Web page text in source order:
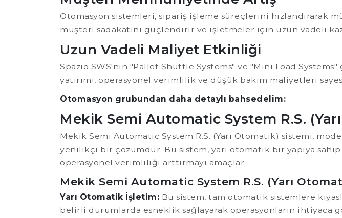
Otomasyon sistemleri, sipariş işleme süreçlerini hızlandırarak
müşteri sadakatini güçlendirir ve işletmeler için uzun vadeli
Uzun Vadeli Maliyet Etkinliği
Spazio SWS'nin "Pallet Shuttle Systems" ve "Mini Load
yatırımı, operasyonel verimlilik ve düşük bakım maliyetleri
Otomasyon grubundan daha detaylı bahsedelim:
Mekik Semi Automatic System R.S.
Mekik Semi Automatic System R.S. (Yarı Otomatik) sistemi,
yenilikçi bir çözümdür. Bu sistem, yarı otomatik bir yapıya
operasyonel verimliliği arttırmayı amaçlar.
Mekik Semi Automatic System R.S. (Yarı
Yarı Otomatik İşletim: Bu sistem, tam otomatik sistemlere
belirli durumlarda esneklik sağlayarak operasyonların ihtiyaca